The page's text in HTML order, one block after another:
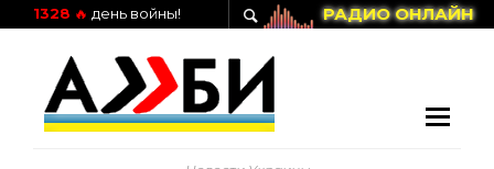
РАДИО ОНЛАЙН
1328 🔥 день войны!